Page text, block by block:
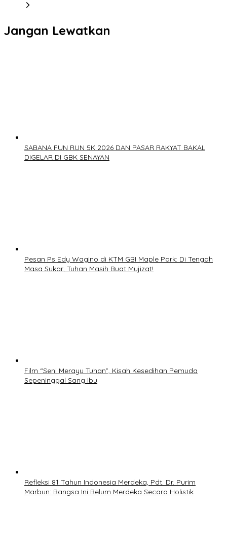
Jangan Lewatkan
SABANA FUN RUN 5K 2026 DAN PASAR RAKYAT BAKAL
DIGELAR DI GBK SENAYAN
Pesan Ps Edy Wagino di KTM GBI Maple Park: Di Tengah
Masa Sukar, Tuhan Masih Buat Mujizat!
Film “Seni Merayu Tuhan”, Kisah Kesedihan Pemuda
Sepeninggal Sang Ibu
Refleksi 81 Tahun Indonesia Merdeka, Pdt. Dr. Purim
Marbun: Bangsa Ini Belum Merdeka Secara Holistik